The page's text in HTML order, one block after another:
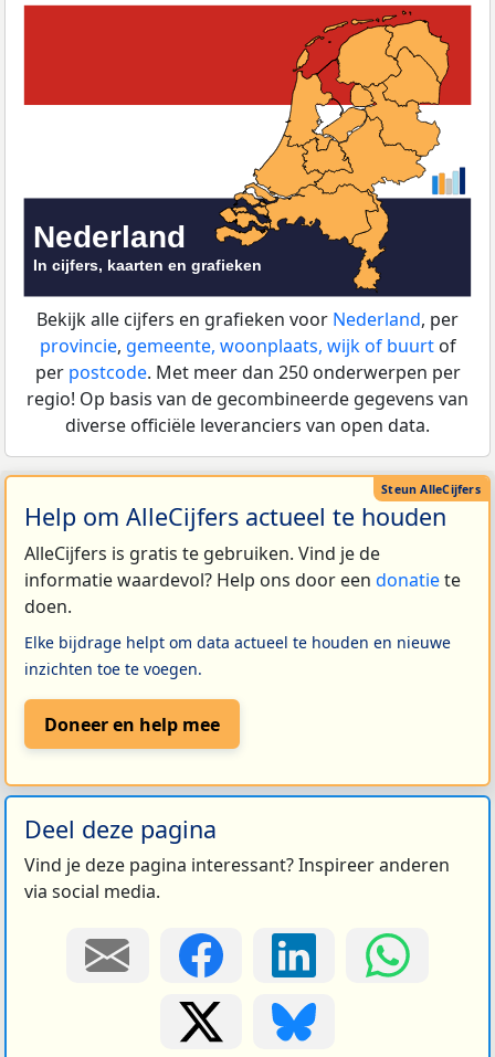
Bekijk alle cijfers en grafieken voor Nederland, per
provincie, gemeente, woonplaats, wijk of buurtof
per postcode. Met meer dan 250 onderwerpen per
regio! Op basis van de gecombineerde gegevens van
diverse officiële leveranciers van open data.
Help om AlleCijfers actueel te houden
AlleCijfers is gratis te gebruiken. Vind je de
informatie waardevol? Help ons door een donatiete
doen.
Elke bijdrage helpt om data actueel te houden en nieuwe
inzichten toe te voegen.
Doneer en help mee
Deel deze pagina
Vind je deze pagina interessant? Inspireer anderen
via social media.